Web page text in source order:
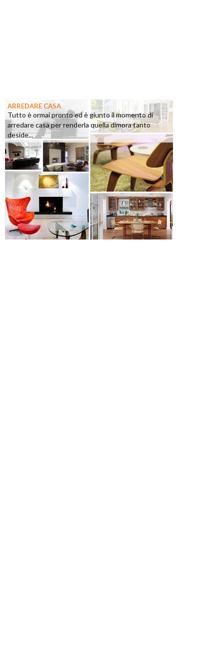
ARREDARE CASA
Tutto è ormai pronto ed è giunto il momento di
arredare casa per renderla quella dimora tanto
deside...